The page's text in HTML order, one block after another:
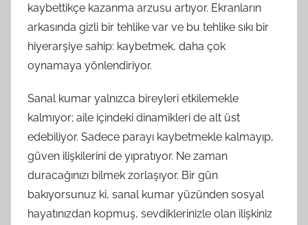
kaybettikçe kazanma arzusu artıyor. Ekranların
arkasında gizli bir tehlike var ve bu tehlike sıkı bir
hiyerarşiye sahip: kaybetmek, daha çok
oynamaya yönlendiriyor.
Sanal kumar yalnızca bireyleri etkilemekle
kalmıyor; aile içindeki dinamikleri de alt üst
edebiliyor. Sadece parayı kaybetmekle kalmayıp,
güven ilişkilerini de yıpratıyor. Ne zaman
duracağınızı bilmek zorlaşıyor. Bir gün
bakıyorsunuz ki, sanal kumar yüzünden sosyal
hayatınızdan kopmuş, sevdiklerinizle olan ilişkiniz